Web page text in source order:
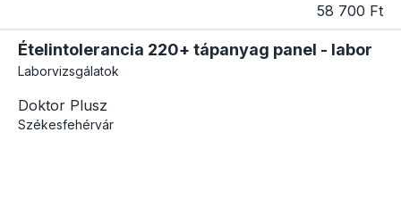
58 700 Ft
Ételintolerancia 220+ tápanyag panel - labor
Laborvizsgálatok
Doktor Plusz
Székesfehérvár